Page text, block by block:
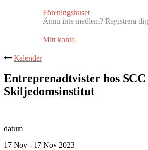
Föreningshuset
Ännu inte medlem? Registrera dig
Mitt konto
Kalender
Entreprenadtvister hos SCC
Skiljedomsinstitut
datum
17 Nov - 17 Nov 2023